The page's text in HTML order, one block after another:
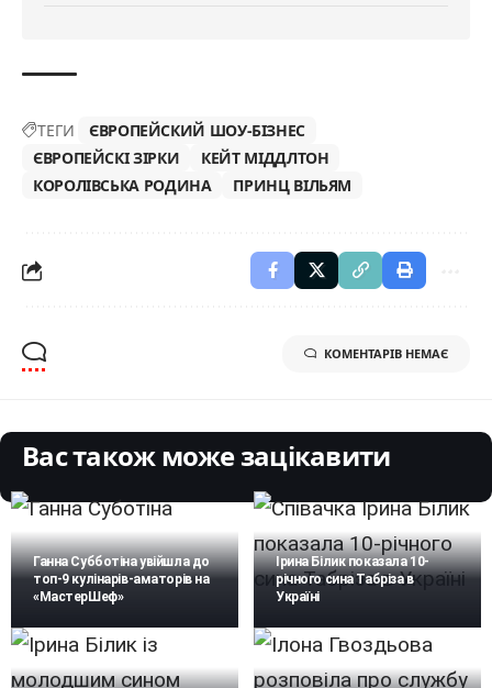
ТЕГИ
ЄВРОПЕЙСКИЙ ШОУ-БІЗНЕС
ЄВРОПЕЙСКІ ЗІРКИ
КЕЙТ МІДДЛТОН
КОРОЛІВСЬКА РОДИНА
ПРИНЦ ВІЛЬЯМ
КОМЕНТАРІВ НЕМАЄ
Вас також може зацікавити
Ганна Субботіна увійшла до
топ-9 кулінарів-аматорів на
«МастерШеф»
Ірина Білик показала 10-
річного сина Табріза в
Україні